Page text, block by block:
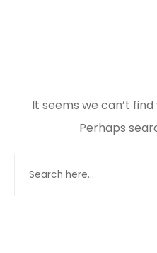
It seems we can’t
Perhaps